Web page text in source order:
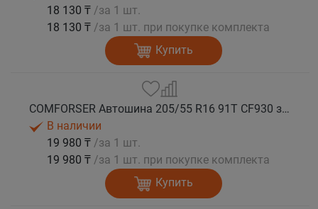
18 130 ₸ /за 1 шт.
18 130 ₸ /за 1 шт. при покупке комплекта
Купить
COMFORSER Автошина 205/55 R16 91T CF930 зима
В наличии
19 980 ₸ /за 1 шт.
19 980 ₸ /за 1 шт. при покупке комплекта
Купить